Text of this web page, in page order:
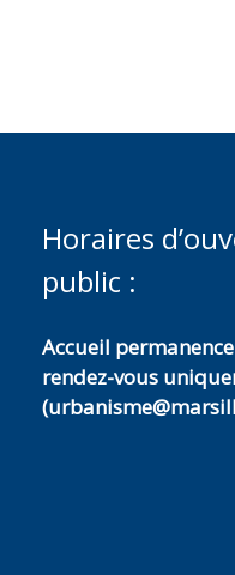
Horaires
public :
Accueil
rendez-vous